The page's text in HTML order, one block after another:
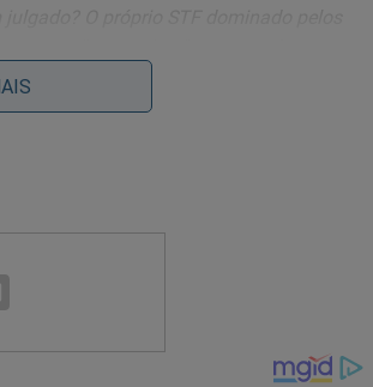
criminosos, como, alias, já tem feito todos
civilizado, rico ou pobre, consagra tal
de criar, PROPOSITADAMENTE,
(O Globo, 20/10/2019), servirá para